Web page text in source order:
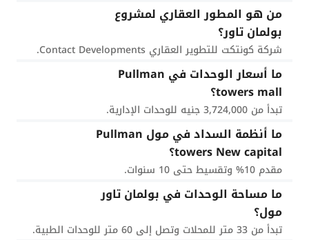
من هو المطور العقاري لمشروع
بولمان تاور؟
شركة كونتكت للتطوير العقاري Contact Developments.
ما أسعار الوحدات في Pullman
towers mall؟
تبدأ من 3,724,000 جنيه للوحدات الإدارية.
ما أنظمة السداد في مول Pullman
towers New capital؟
مقدم 10% وتقسيط حتى 10 سنوات.
ما مساحة الوحدات في بولمان تاور
مول؟
تبدأ من 33 متر للمحلات وتصل إلى 60 متر للوحدات الطبية.